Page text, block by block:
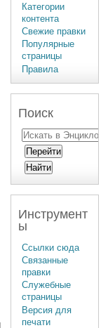
Категории
контента
Свежие правки
Популярные
страницы
Правила
Поиск
Инструмент
ы
Ссылки сюда
Связанные
правки
Служебные
страницы
Версия для
печати